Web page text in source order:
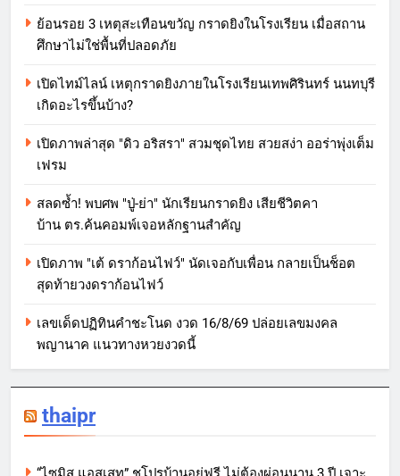
ย้อนรอย 3 เหตุสะเทือนขวัญ กราดยิงในโรงเรียน เมื่อสถาน
ศึกษาไม่ใช่พื้นที่ปลอดภัย
เปิดไทม์ไลน์ เหตุกราดยิงภายในโรงเรียนเทพศิรินทร์ นนทบุรี
เกิดอะไรขึ้นบ้าง?
เปิดภาพล่าสุด "ดิว อริสรา" สวมชุดไทย สวยสง่า ออร่าพุ่งเต็ม
เฟรม
สลดซ้ำ! พบศพ "ปู่-ย่า" นักเรียนกราดยิง เสียชีวิตคา
บ้าน ตร.ค้นคอมพ์เจอหลักฐานสำคัญ
เปิดภาพ "เต้ ดราก้อนไฟว์" นัดเจอกับเพื่อน กลายเป็นช็อต
สุดท้ายวงดราก้อนไฟว์
เลขเด็ดปฏิทินคำชะโนด งวด 16/8/69 ปล่อยเลขมงคล
พญานาค แนวทางหวยงวดนี้
thaipr